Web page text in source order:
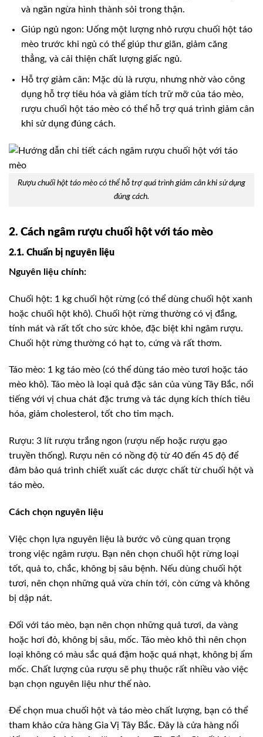
và ngăn ngừa hình thành sỏi trong thận.
Giúp ngủ ngon: Uống một lượng nhỏ rượu chuối hột táo
mèo trước khi ngủ có thể giúp thư giãn, giảm căng
thẳng, và cải thiện chất lượng giấc ngủ.
Hỗ trợ giảm cân: Mặc dù là rượu, nhưng nhờ vào công
dụng hỗ trợ tiêu hóa và giảm tích trữ mỡ của táo mèo,
rượu chuối hột táo mèo có thể hỗ trợ quá trình giảm cân
khi sử dụng đúng cách.
Rượu chuối hột táo mèo có thể hỗ trợ quá trình giảm cân khi sử dụng
đúng cách.
2. Cách ngâm rượu chuối hột với táo mèo
2.1. Chuẩn bị nguyên liệu
Nguyên liệu chính:
Chuối hột: 1 kg chuối hột rừng (có thể dùng chuối hột xanh
hoặc chuối hột khô). Chuối hột rừng thường có vị đắng,
tính mát và rất tốt cho sức khỏe, đặc biệt khi ngâm rượu.
Chuối hột rừng thường có hạt to, cứng và rất thơm.
Táo mèo: 1 kg táo mèo (có thể dùng táo mèo tươi hoặc táo
mèo khô). Táo mèo là loại quả đặc sản của vùng Tây Bắc, nổi
tiếng với vị chua chát đặc trưng và tác dụng kích thích tiêu
hóa, giảm cholesterol, tốt cho tim mạch.
Rượu: 3 lít rượu trắng ngon (rượu nếp hoặc rượu gạo
truyền thống). Rượu nên có nồng độ từ 40 đến 45 độ để
đảm bảo quá trình chiết xuất các dược chất từ chuối hột và
táo mèo.
Cách chọn nguyên liệu
Việc chọn lựa nguyên liệu là bước vô cùng quan trọng
trong việc ngâm rượu. Bạn nên chọn chuối hột rừng loại
tốt, quả to, chắc, không bị sâu bệnh. Nếu dùng chuối hột
tươi, nên chọn những quả vừa chín tới, còn cứng và không
bị dập nát.
Đối với táo mèo, bạn nên chọn những quả tươi, da vàng
hoặc hơi đỏ, không bị sâu, mốc. Táo mèo khô thì nên chọn
loại không có màu sắc quá đậm hoặc quá nhạt, không bị ẩm
mốc. Chất lượng của rượu sẽ phụ thuộc rất nhiều vào việc
bạn chọn nguyên liệu như thế nào.
Để chọn mua chuối hột và táo mèo chất lượng, bạn có thể
tham khảo cửa hàng Gia Vị Tây Bắc. Đây là cửa hàng nổi